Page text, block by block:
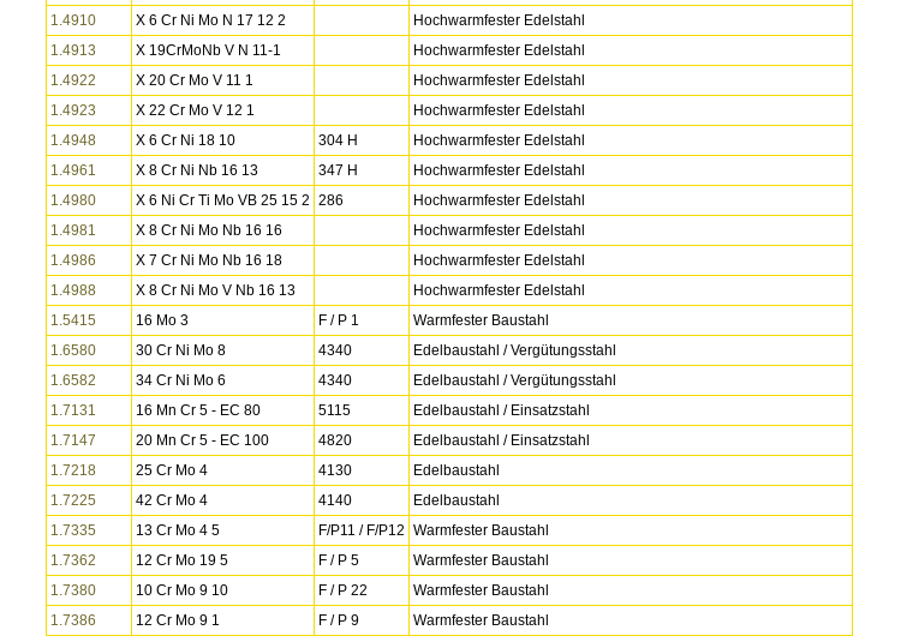
1.4910
X 6 Cr Ni Mo N 17 12 2
Hochwarmfester Edelstahl
1.4913
X 19CrMoNb V N 11-1
Hochwarmfester Edelstahl
1.4922
X 20 Cr Mo V 11 1
Hochwarmfester Edelstahl
1.4923
X 22 Cr Mo V 12 1
Hochwarmfester Edelstahl
1.4948
X 6 Cr Ni 18 10 304 H
Hochwarmfester Edelstahl
1.4961
X 8 Cr Ni Nb 16 13 347 H
Hochwarmfester Edelstahl
1.4980
X 6 Ni Cr Ti Mo VB 25 15 2 286
Hochwarmfester Edelstahl
1.4981
X 8 Cr Ni Mo Nb 16 16
Hochwarmfester Edelstahl
1.4986
X 7 Cr Ni Mo Nb 16 18
Hochwarmfester Edelstahl
1.4988
X 8 Cr Ni Mo V Nb 16 13
Hochwarmfester Edelstahl
1.5415
16 Mo 3 F / P 1
Warmfester Baustahl
1.6580
30 Cr Ni Mo 8 4340
Edelbaustahl / Vergütungsstahl
1.6582
34 Cr Ni Mo 6 4340
Edelbaustahl / Vergütungsstahl
1.7131
16 Mn Cr 5 - EC 80 5115
Edelbaustahl / Einsatzstahl
1.7147
20 Mn Cr 5 - EC 100 4820
Edelbaustahl / Einsatzstahl
1.7218
25 Cr Mo 4 4130
Edelbaustahl
1.7225
42 Cr Mo 4 4140
Edelbaustahl
1.7335
13 Cr Mo 4 5 F/P11 / F/P12 Warmfester Baustahl
1.7362
12 Cr Mo 19 5 F / P 5
Warmfester Baustahl
1.7380
10 Cr Mo 9 10 F / P 22
Warmfester Baustahl
1.7386
12 Cr Mo 9 1 F / P 9
Warmfester Baustahl